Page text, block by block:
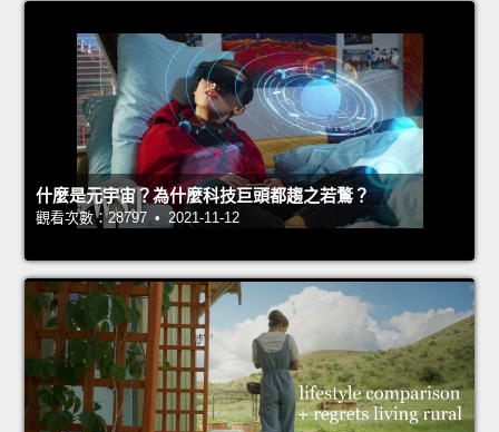
什麼是元宇宙？為什麼科技巨頭都趨之若鶩？
觀看次數：28797 • 2021-11-12